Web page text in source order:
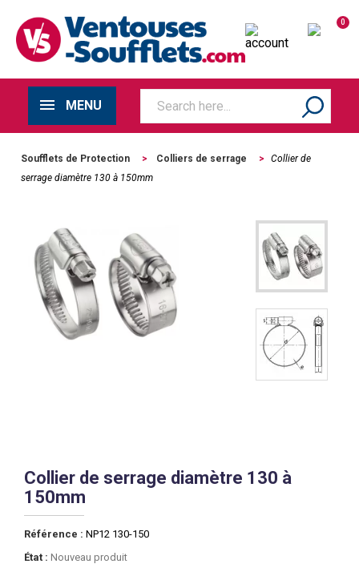
0
MENU
Soufflets de Protection > Colliers de serrage >
Collier de
serrage diamètre 130 à 150mm
Collier de serrage diamètre 130 à
150mm
Référence : NP12 130-150
État : Nouveau produit